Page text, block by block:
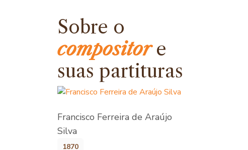
Sobre o
compositore
suas partituras
Francisco Ferreira de Araújo
Silva
1870